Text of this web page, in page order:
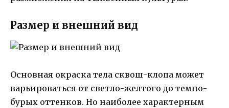
Размер и внешний вид
Основная окраска тела сквош-клопа может
варьироваться от светло-желтого до темно-
бурых оттенков. Но наиболее характерным